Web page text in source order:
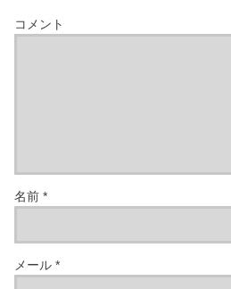
コメント
名前*
メール*